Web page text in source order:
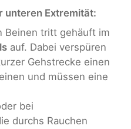
unteren Extremität:
Beinen tritt gehäuft im
auf. Dabei verspüren
Gehstrecke einen
und müssen eine
bei
durchs Rauchen